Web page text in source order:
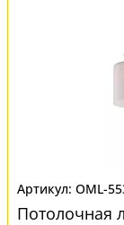
OML-
Потолочная